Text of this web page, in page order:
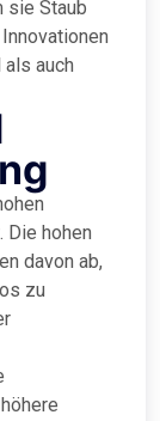
sie Staub
auch
Die hohen
davon ab,
zu